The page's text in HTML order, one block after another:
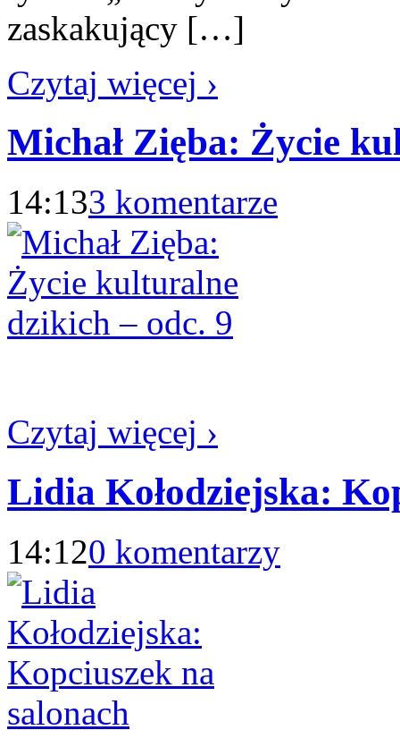
zaskakujący […]
Czytaj więcej ›
Michał Zięba: Życie
14:133 komentarze
Czytaj więcej ›
Lidia Kołodziejska:
14:120 komentarzy